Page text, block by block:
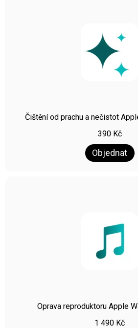
Čištění od prachu a nečistot
390 Kč
Objednat
Oprava reproduktoru Apple
1 490 Kč